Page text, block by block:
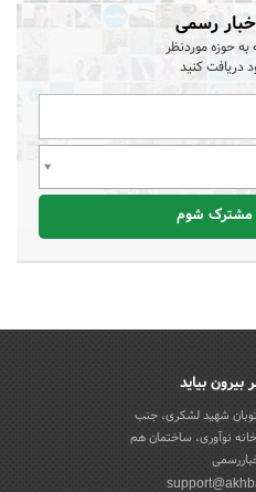
رسمی
به حوزه موردنظر
دریافت کنید
مشترک شوم
بیرون بیاید
شهید لشکری، جنب
نوآوری، ساختمان هم